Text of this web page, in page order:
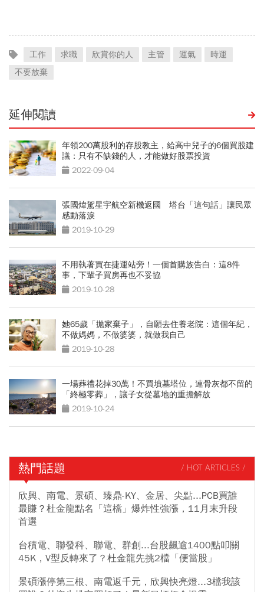
工作 求職 欣賞你的人 主管 運氣
時運
不要放棄
延伸閱讀
年領200萬股利的存股教主，給高中兒子的6個買股建
議：只有不缺錢的人，才能做好股票投資
2022-09-04
張國煒駕星宇航空新機返國 塔台「這句話」讓民眾
感動落淚
2019-10-29
不用執著買在捷運站旁！一個首購族告白：這8件
事，下輩子買房再也不妥協
2019-10-28
她65歲「拋家棄子」，自願去住養老院：這個年紀，
不做媽媽，不做婆婆，就做我自己
2019-10-28
一場葬禮花掉30萬！不買墳墓塔位，連骨灰都不留的
「終極零葬」，讓子女從墓地的重擔解放
2019-10-24
熱門話題 / HOT ARTICLES /
欣興、南電、景碩、臻鼎-KY、金居、尖點...PCB買誰
最賺？杜金龍點名「這檔」爆炸性強漲，11月末升段
首選
台積電、聯發科、聯電、群創...台股飆逾1400點叩關
45K，V型反轉來了？杜金龍先挑2檔「便當股」
景碩漲停第三根、南電返千元，欣興快亮燈...3檔我該